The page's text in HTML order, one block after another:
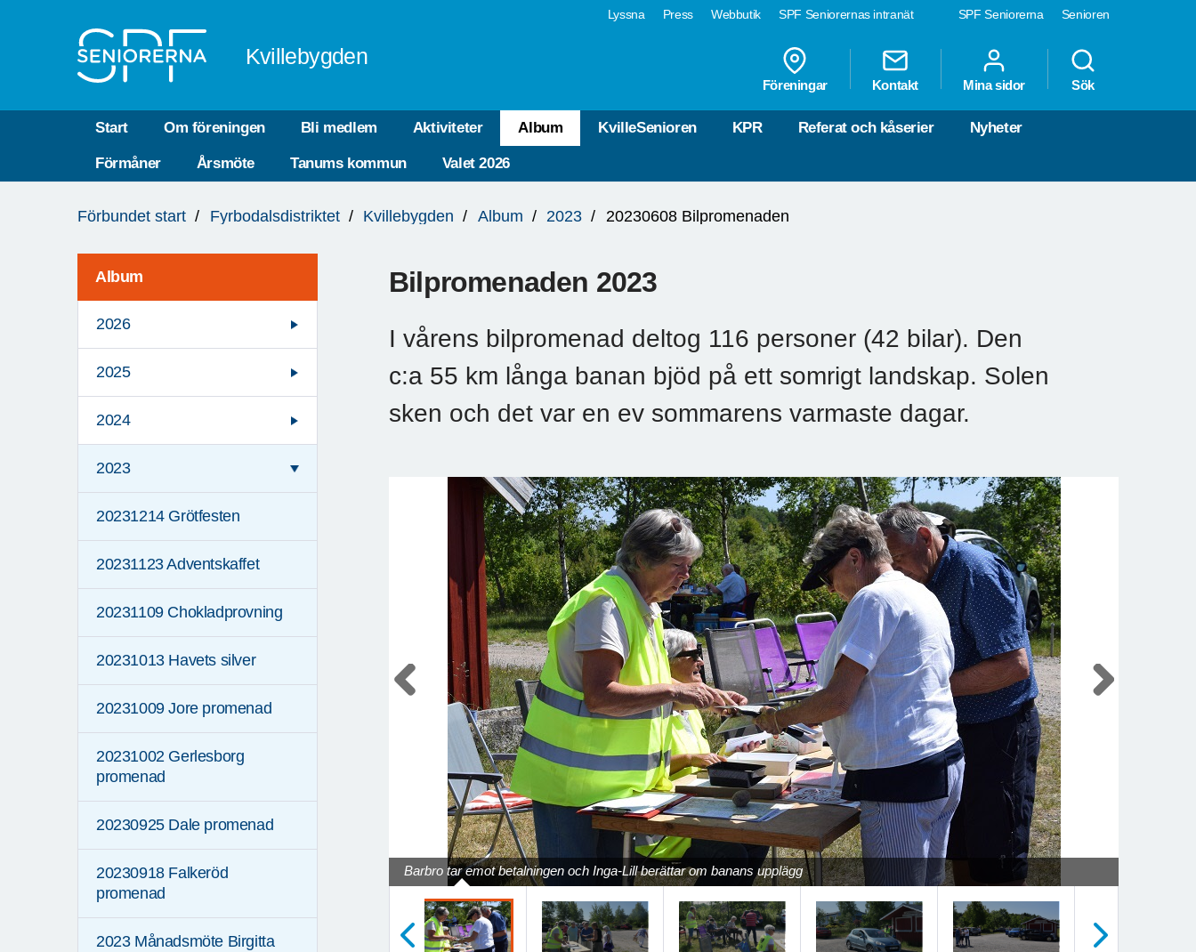
SPF Seniorerna Senioren
Lyssna Press Webbutik SPF Seniorernas intranät
Kvillebygden
Föreningar Kontakt Mina sidor Sök
Start Om föreningen Bli medlem Aktiviteter Album KvilleSenioren KPR Referat och kåserier Nyheter
Förmåner Årsmöte Tanums kommun Valet 2026
är
Förbundet start Fyrbodalsdistriktet Kvillebygden Album 2023 20230608 Bilpromenaden
Album
2026
2025
2024
2023
20231214 Grötfesten
20231123 Adventskaffet
20231109 Chokladprovning
20231013 Havets silver
20231009 Jore promenad
20231002 Gerlesborg
promenad
20230925 Dale promenad
20230918 Falkeröd
promenad
2023 Månadsmöte Birgitta
Bilpromenaden 2023
I vårens bilpromenad deltog 116 personer (42 bilar). Den
c:a 55 km långa banan bjöd på ett somrigt landskap. Solen
sken och det var en ev sommarens varmaste dagar.
Barbro tar emot betalningen och Inga-Lill berättar om banans upplägg
Previous